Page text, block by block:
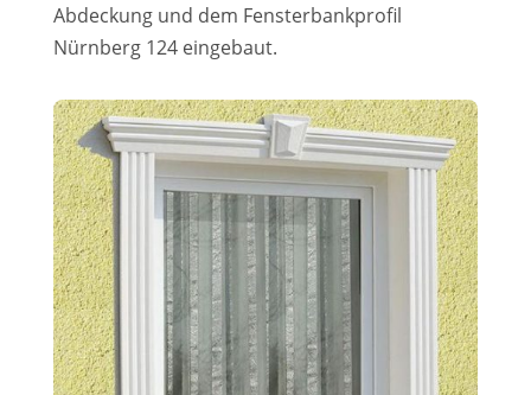
Abdeckung und dem Fensterbankprofil
Nürnberg 124 eingebaut.